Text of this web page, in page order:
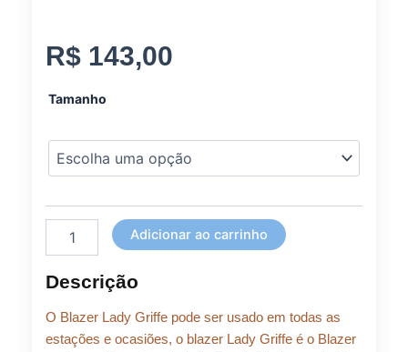
R$ 143,00
Tamanho
Blazer
Lady
Griffe
Adicionar ao carrinho
Descrição
O Blazer Lady Griffe pode ser usado em todas as
estações e ocasiões, o blazer Lady Griffe é o Blazer